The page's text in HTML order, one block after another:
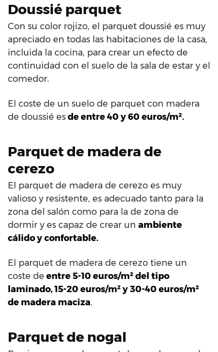
Doussié parquet
Con su color rojizo, el parquet doussié es muy
apreciado en todas las habitaciones de la casa,
incluida la cocina, para crear un efecto de
continuidad con el suelo de la sala de estar y el
comedor.
El coste de un suelo de parquet con madera
de doussié esde entre 40 y 60 euros/m².
Parquet de madera de
cerezo
El parquet de madera de cerezo es muy
valioso y resistente, es adecuado tanto para la
zona del salón como para la de zona de
dormir y es capaz de crear un ambiente
cálido y confortable.
El parquet de madera de cerezo tiene un
coste de entre 5-10 euros/m² del tipo
laminado, 15-20 euros/m² y 30-40 euros/m²
de madera maciza.
Parquet de nogal